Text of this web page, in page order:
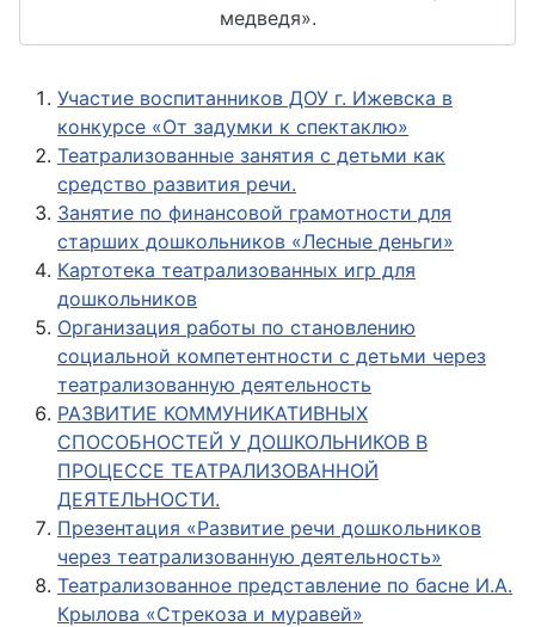
медведя».
Участие воспитанников ДОУ г. Ижевска в
конкурсе «От задумки к спектаклю»
Театрализованные занятия с детьми как
средство развития речи.
Занятие по финансовой грамотности для
старших дошкольников «Лесные деньги»
Картотека театрализованных игр для
дошкольников
Организация работы по становлению
социальной компетентности с детьми через
театрализованную деятельность
РАЗВИТИЕ КОММУНИКАТИВНЫХ
СПОСОБНОСТЕЙ У ДОШКОЛЬНИКОВ В
ПРОЦЕССЕ ТЕАТРАЛИЗОВАННОЙ
ДЕЯТЕЛЬНОСТИ.
Презентация «Развитие речи дошкольников
через театрализованную деятельность»
Театрализованное представление по басне И.А.
Крылова «Стрекоза и муравей»